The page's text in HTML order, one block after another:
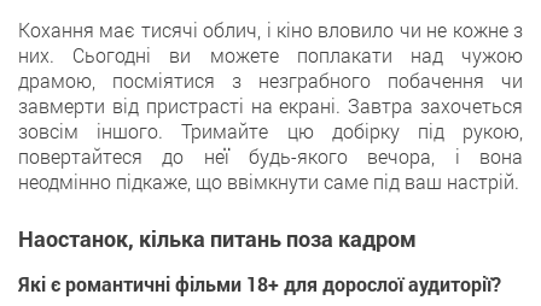
Кохання має тисячі облич, і кіно вловило чи не кожне з
них. Сьогодні ви можете поплакати над чужою
драмою, посміятися з незграбного побачення чи
завмерти від пристрасті на екрані. Завтра захочеться
зовсім іншого. Тримайте цю добірку під рукою,
повертайтеся до неї будь-якого вечора, і вона
неодмінно підкаже, що ввімкнути саме під ваш настрій.
Наостанок, кілька питань поза кадром
Які є романтичні фільми 18+ для дорослої аудиторії?